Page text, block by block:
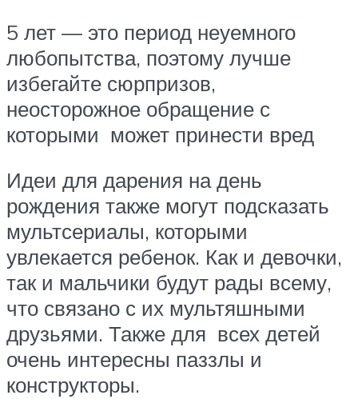
5 лет — это период неуемного
любопытства, поэтому лучше
избегайте сюрпризов,
неосторожное обращение с
которыми может принести вред
Идеи для дарения на день
рождения также могут подсказать
мультсериалы, которыми
увлекается ребенок. Как и девочки,
так и мальчики будут рады всему,
что связано с их мультяшными
друзьями. Также для всех детей
очень интересны паззлы и
конструкторы.